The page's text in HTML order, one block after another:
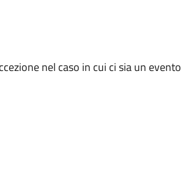
nel caso in cui ci sia un evento